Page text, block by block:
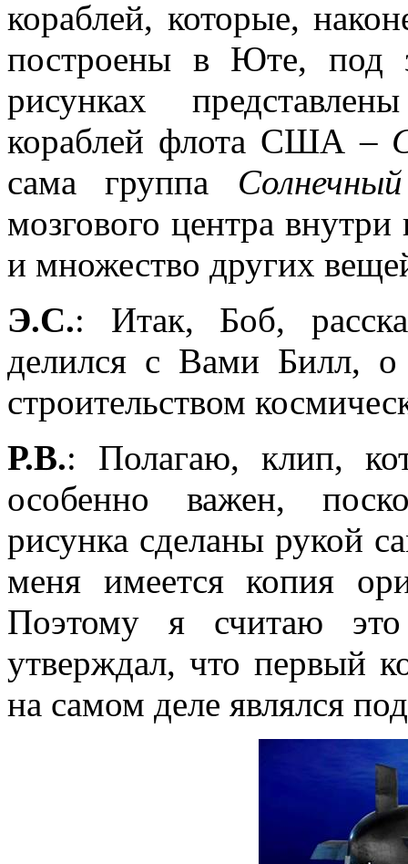
кораблей, которые,
построены в Юте, под
рисунках
кораблей флота США –
сама группа
мозгового центра
и множество других
Э.С.: Итак, Боб,
делился с Вами Билл, о
строительством
Р.В.: Полагаю, клип,
особенно важен,
рисунка сделаны рукой
меня имеется копия
Поэтому я считаю
утверждал, что первый
на самом деле являлся